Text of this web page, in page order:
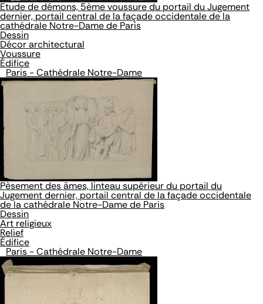
Etude de démons, 5ème voussure du portail du Jugement
dernier, portail central de la façade occidentale de la
cathédrale Notre-Dame de Paris
Dessin
Décor architectural
Voussure
Édifice
Paris - Cathédrale Notre-Dame
Pèsement des âmes, linteau supérieur du portail du
Jugement dernier, portail central de la façade occidentale
de la cathédrale Notre-Dame de Paris
Dessin
Art religieux
Relief
Édifice
Paris - Cathédrale Notre-Dame